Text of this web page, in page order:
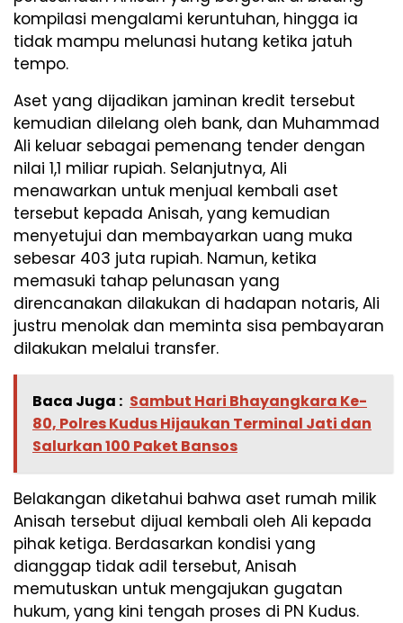
kompilasi mengalami keruntuhan, hingga ia
tidak mampu melunasi hutang ketika jatuh
tempo.
Aset yang dijadikan jaminan kredit tersebut
kemudian dilelang oleh bank, dan Muhammad
Ali keluar sebagai pemenang tender dengan
nilai 1,1 miliar rupiah. Selanjutnya, Ali
menawarkan untuk menjual kembali aset
tersebut kepada Anisah, yang kemudian
menyetujui dan membayarkan uang muka
sebesar 403 juta rupiah. Namun, ketika
memasuki tahap pelunasan yang
direncanakan dilakukan di hadapan notaris, Ali
justru menolak dan meminta sisa pembayaran
dilakukan melalui transfer.
Baca Juga : Sambut Hari Bhayangkara Ke-
80, Polres Kudus Hijaukan Terminal Jati dan
Salurkan 100 Paket Bansos
Belakangan diketahui bahwa aset rumah milik
Anisah tersebut dijual kembali oleh Ali kepada
pihak ketiga. Berdasarkan kondisi yang
dianggap tidak adil tersebut, Anisah
memutuskan untuk mengajukan gugatan
hukum, yang kini tengah proses di PN Kudus.